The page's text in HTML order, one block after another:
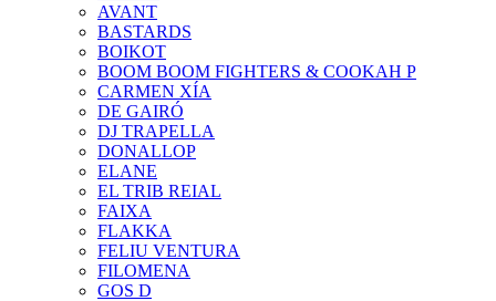
AVANT
BASTARDS
BOIKOT
BOOM BOOM FIGHTERS & COOKAH P
CARMEN XÍA
DE GAIRÓ
DJ TRAPELLA
DONALLOP
ELANE
EL TRIB REIAL
FAIXA
FLAKKA
FELIU VENTURA
FILOMENA
GOS D